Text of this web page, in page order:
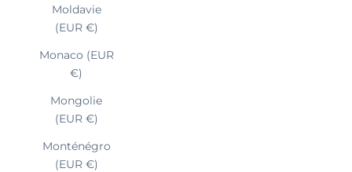
Moldavie
(EUR €)
Monaco (EUR
€)
Mongolie
(EUR €)
Monténégro
(EUR €)